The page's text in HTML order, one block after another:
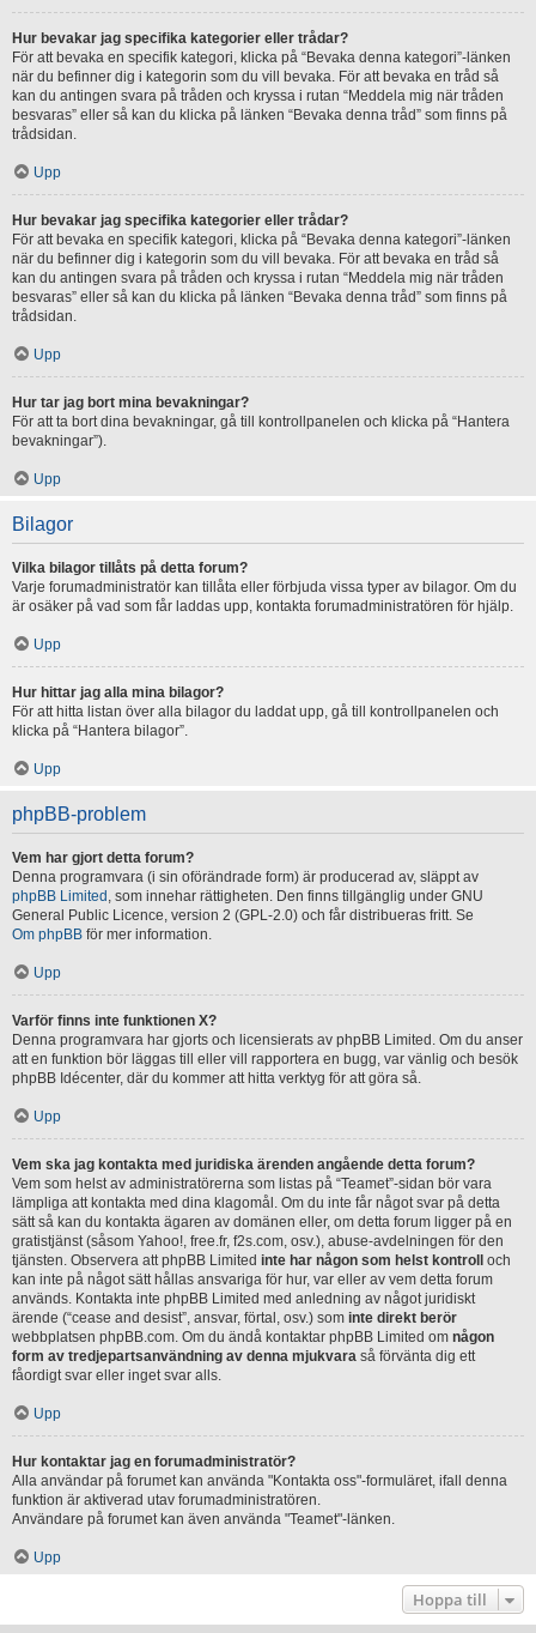
Hur bevakar jag specifika kategorier eller trådar?
För att bevaka en specifik kategori, klicka på “Bevaka denna kategori”-länken
när du befinner dig i kategorin som du vill bevaka. För att bevaka en tråd så
kan du antingen svara på tråden och kryssa i rutan “Meddela mig när tråden
besvaras” eller så kan du klicka på länken “Bevaka denna tråd” som finns på
trådsidan.
Upp
Hur bevakar jag specifika kategorier eller trådar?
För att bevaka en specifik kategori, klicka på “Bevaka denna kategori”-länken
när du befinner dig i kategorin som du vill bevaka. För att bevaka en tråd så
kan du antingen svara på tråden och kryssa i rutan “Meddela mig när tråden
besvaras” eller så kan du klicka på länken “Bevaka denna tråd” som finns på
trådsidan.
Upp
Hur tar jag bort mina bevakningar?
För att ta bort dina bevakningar, gå till kontrollpanelen och klicka på “Hantera
bevakningar”).
Upp
Bilagor
Vilka bilagor tillåts på detta forum?
Varje forumadministratör kan tillåta eller förbjuda vissa typer av bilagor. Om du
är osäker på vad som får laddas upp, kontakta forumadministratören för hjälp.
Upp
Hur hittar jag alla mina bilagor?
För att hitta listan över alla bilagor du laddat upp, gå till kontrollpanelen och
klicka på “Hantera bilagor”.
Upp
phpBB-problem
Vem har gjort detta forum?
Denna programvara (i sin oförändrade form) är producerad av, släppt av
phpBB Limited , som innehar rättigheten. Den finns tillgänglig under GNU
General Public Licence, version 2 (GPL-2.0) och får distribueras fritt. Se
Om phpBB för mer information.
Upp
Varför finns inte funktionen X?
Denna programvara har gjorts och licensierats av phpBB Limited. Om du anser
att en funktion bör läggas till eller vill rapportera en bugg, var vänlig och besök
phpBB Idécenter, där du kommer att hitta verktyg för att göra så.
Upp
Vem ska jag kontakta med juridiska ärenden angående detta forum?
Vem som helst av administratörerna som listas på “Teamet”-sidan bör vara
lämpliga att kontakta med dina klagomål. Om du inte får något svar på detta
sätt så kan du kontakta ägaren av domänen eller, om detta forum ligger på en
gratistjänst (såsom Yahoo!, free.fr, f2s.com, osv.), abuse-avdelningen för den
tjänsten. Observera att phpBB Limited inte har någon som helst kontroll
och
kan inte på något sätt hållas ansvariga för hur, var eller av vem detta forum
används. Kontakta inte phpBB Limited med anledning av något juridiskt
ärende (“cease and desist”, ansvar, förtal, osv.) som inte direkt berör
webbplatsen phpBB.com. Om du ändå kontaktar phpBB Limited om någon
form av tredjepartsanvändning av denna mjukvara så förvänta dig ett
fåordigt svar eller inget svar alls.
Upp
Hur kontaktar jag en forumadministratör?
Alla användar på forumet kan använda "Kontakta oss"-formuläret, ifall denna
funktion är aktiverad utav forumadministratören.
Användare på forumet kan även använda "Teamet"-länken.
Upp
Hoppa till